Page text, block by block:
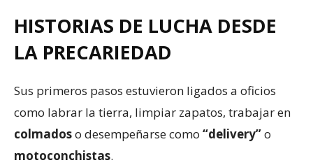
HISTORIAS DE LUCHA DESDE
LA PRECARIEDAD
Sus primeros pasos estuvieron ligados a oficios
como labrar la tierra, limpiar zapatos, trabajar en
colmadoso desempeñarse como “delivery”o
motoconchistas.